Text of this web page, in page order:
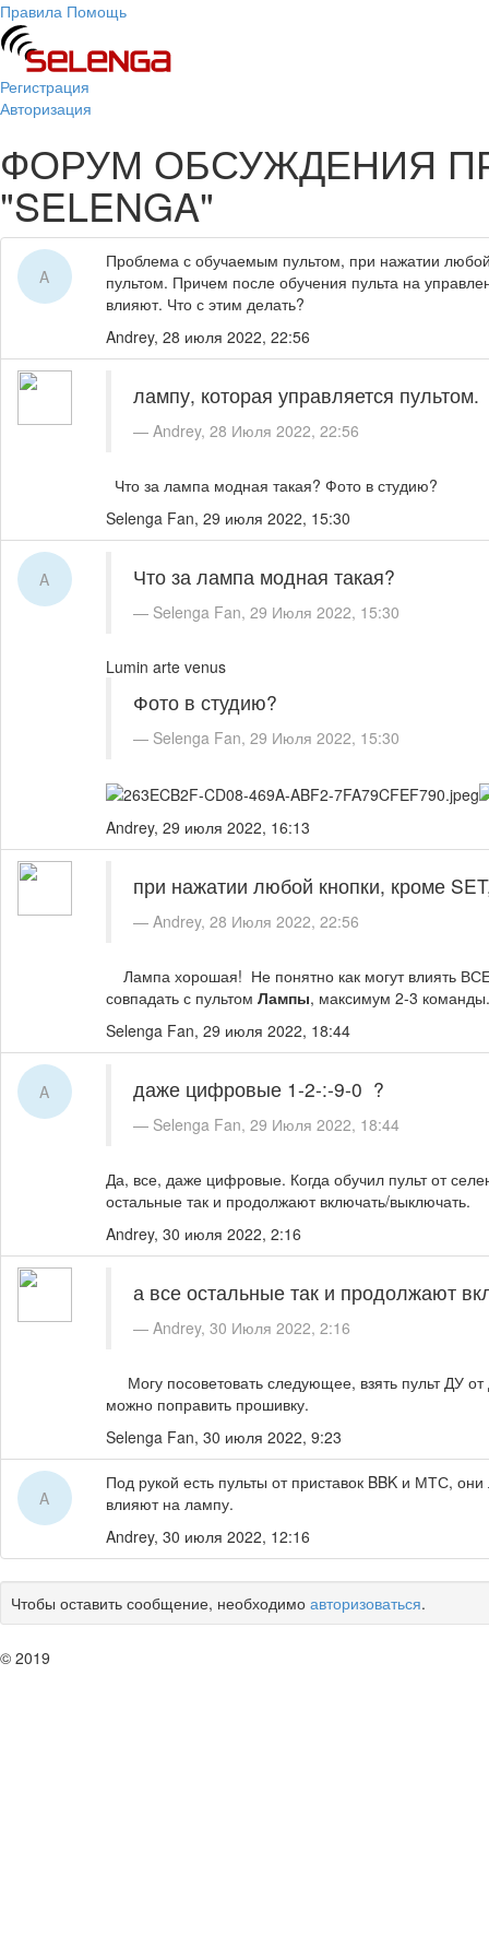
Правила Помощь
Регистрация
Авторизация
ФОРУМ ОБСУЖДЕНИЯ
"SELENGA"
A
Проблема с обучаемым пультом, при нажатии
пультом. Причем после обучения пульта на
влияют. Что с этим делать?
Andrey,28 июля 2022, 22:56
лампу, которая управляется пультом.
Andrey, 28 Июля 2022, 22:56
Что за лампа модная такая? Фото в студию?
Selenga Fan,29 июля 2022, 15:30
A Что за лампа модная такая?
Selenga Fan, 29 Июля 2022, 15:30
Lumin arte venus
Фото в студию?
Selenga Fan, 29 Июля 2022, 15:30
Andrey,29 июля 2022, 16:13
при нажатии любой кнопки, кроме
Andrey, 28 Июля 2022, 22:56
Лампа хорошая! Не понятно как могут влиять
совпадать с пультомЛампы, максимум 2-3
Selenga Fan,29 июля 2022, 18:44
A даже цифровые 1-2-:-9-0 ?
Selenga Fan, 29 Июля 2022, 18:44
Да, все, даже цифровые. Когда обучил пульт от
остальные так и продолжают включать/выключать.
Andrey,30 июля 2022, 2:16
а все остальные так и продолжают
Andrey, 30 Июля 2022, 2:16
Могу посоветовать следующее, взять пульт ДУ от
можно поправить прошивку.
Selenga Fan,30 июля 2022, 9:23
A
Под рукой есть пульты от приставок BBK и МТС,
влияют на лампу.
Andrey,30 июля 2022, 12:16
Чтобы оставить сообщение, необходимо авторизоваться.
© 2019